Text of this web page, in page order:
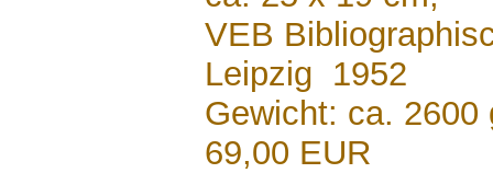
VEB
Leipzig 1952
Gewicht: ca. 2600
69,00 EUR